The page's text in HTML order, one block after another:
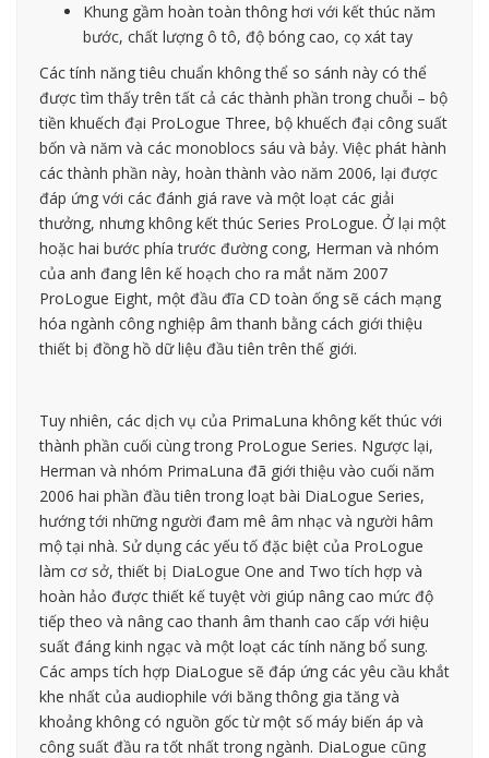
Khung gầm hoàn toàn thông hơi với kết thúc năm
bước, chất lượng ô tô, độ bóng cao, cọ xát tay
Các tính năng tiêu chuẩn không thể so sánh này có thể
được tìm thấy trên tất cả các thành phần trong chuỗi – bộ
tiền khuếch đại ProLogue Three, bộ khuếch đại công suất
bốn và năm và các monoblocs sáu và bảy. Việc phát hành
các thành phần này, hoàn thành vào năm 2006, lại được
đáp ứng với các đánh giá rave và một loạt các giải
thưởng, nhưng không kết thúc Series ProLogue. Ở lại một
hoặc hai bước phía trước đường cong, Herman và nhóm
của anh đang lên kế hoạch cho ra mắt năm 2007
ProLogue Eight, một đầu đĩa CD toàn ống sẽ cách mạng
hóa ngành công nghiệp âm thanh bằng cách giới thiệu
thiết bị đồng hồ dữ liệu đầu tiên trên thế giới.
Tuy nhiên, các dịch vụ của PrimaLuna không kết thúc với
thành phần cuối cùng trong ProLogue Series. Ngược lại,
Herman và nhóm PrimaLuna đã giới thiệu vào cuối năm
2006 hai phần đầu tiên trong loạt bài DiaLogue Series,
hướng tới những người đam mê âm nhạc và người hâm
mộ tại nhà. Sử dụng các yếu tố đặc biệt của ProLogue
làm cơ sở, thiết bị DiaLogue One and Two tích hợp và
hoàn hảo được thiết kế tuyệt vời giúp nâng cao mức độ
tiếp theo và nâng cao thanh âm thanh cao cấp với hiệu
suất đáng kinh ngạc và một loạt các tính năng bổ sung.
Các amps tích hợp DiaLogue sẽ đáp ứng các yêu cầu khắt
khe nhất của audiophile với băng thông gia tăng và
khoảng không có nguồn gốc từ một số máy biến áp và
công suất đầu ra tốt nhất trong ngành. DiaLogue cũng